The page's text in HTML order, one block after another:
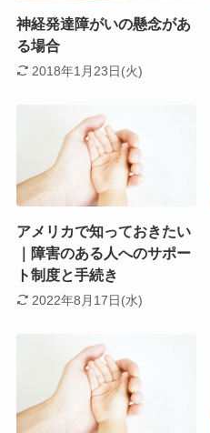
神経発達障がいの懸念があ
る場合
2018年1月23日(火)
アメリカで知っておきたい
｜障害のある人へのサポー
ト制度と手続き
2022年8月17日(水)